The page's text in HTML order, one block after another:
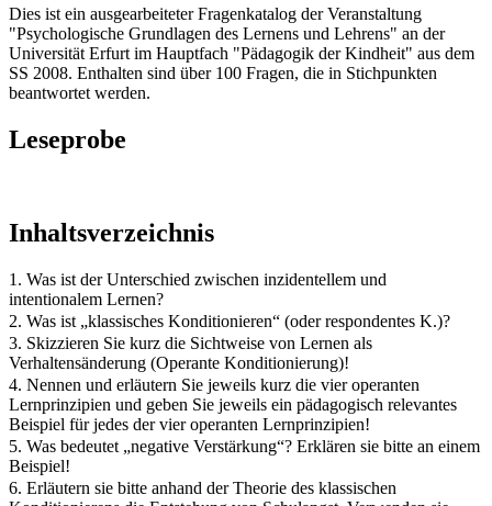
Dies ist ein ausgearbeiteter Fragenkatalog der Veranstaltung
"Psychologische Grundlagen des Lernens und Lehrens" an der
Universität Erfurt im Hauptfach "Pädagogik der Kindheit" aus dem
SS 2008. Enthalten sind über 100 Fragen, die in Stichpunkten
beantwortet werden.
Leseprobe
Inhaltsverzeichnis
1. Was ist der Unterschied zwischen inzidentellem und
intentionalem Lernen?
2. Was ist „klassisches Konditionieren“ (oder respondentes K.)?
3. Skizzieren Sie kurz die Sichtweise von Lernen als
Verhaltensänderung (Operante Konditionierung)!
4. Nennen und erläutern Sie jeweils kurz die vier operanten
Lernprinzipien und geben Sie jeweils ein pädagogisch relevantes
Beispiel für jedes der vier operanten Lernprinzipien!
5. Was bedeutet „negative Verstärkung“? Erklären sie bitte an einem
Beispiel!
6. Erläutern sie bitte anhand der Theorie des klassischen